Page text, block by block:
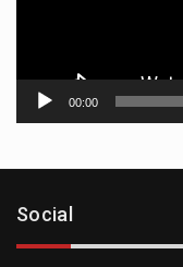
00:00
Social